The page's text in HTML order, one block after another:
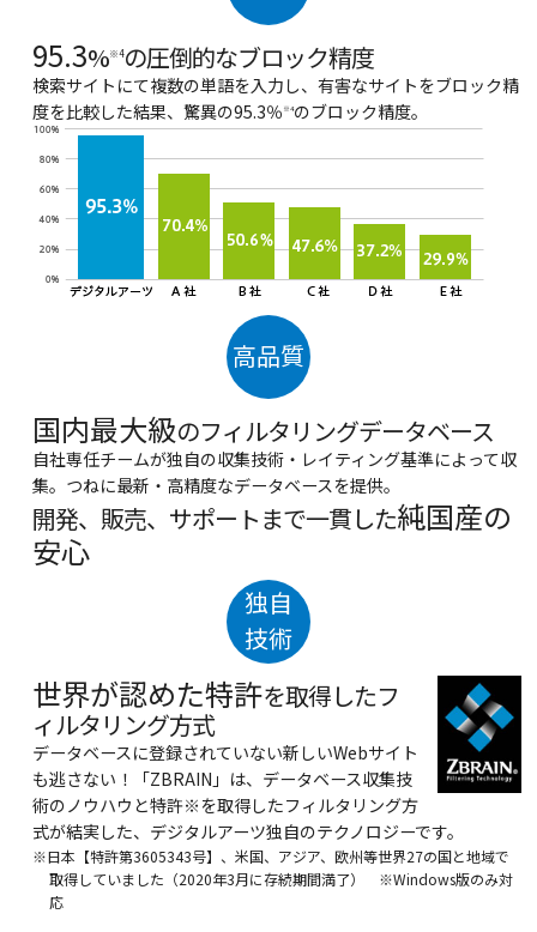
95.3%※4の圧倒的なブロック精度
検索サイトにて複数の単語を入力し、有害なサイトをブロック精
度を比較した結果、驚異の95.3％ ※4のブロック精度。
高品質
国内最大級のフィルタリングデータベース
自社専任チームが独自の収集技術・レイティング基準によって収
集。つねに最新・高精度なデータベースを提供。
開発、販売、サポートまで一貫した純国産の
安心
独自
技術
世界が認めた特許を取得したフ
ィルタリング方式
データベースに登録されていない新しいWebサイト
も逃さない！「ZBRAIN」は、データベース収集技
術のノウハウと特許※を取得したフィルタリング方
式が結実した、デジタルアーツ独自のテクノロジーです。
※日本【特許第3605343号】、米国、アジア、欧州等世界27の国と地域で
取得していました（2020年3月に存続期間満了） ※Windows版のみ対
応